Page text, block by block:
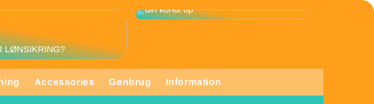
LØNSIKRING?
din kondi op
Accessories Genbrug Information